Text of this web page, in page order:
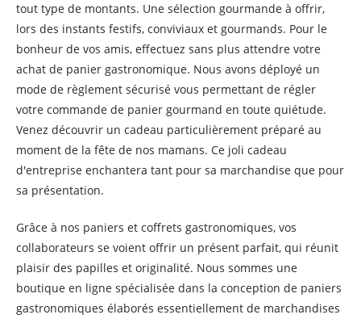
tout type de montants. Une sélection gourmande à offrir,
lors des instants festifs, conviviaux et gourmands. Pour le
bonheur de vos amis, effectuez sans plus attendre votre
achat de panier gastronomique. Nous avons déployé un
mode de règlement sécurisé vous permettant de régler
votre commande de panier gourmand en toute quiétude.
Venez découvrir un cadeau particulièrement préparé au
moment de la fête de nos mamans. Ce joli cadeau
d'entreprise enchantera tant pour sa marchandise que pour
sa présentation.
Grâce à nos paniers et coffrets gastronomiques, vos
collaborateurs se voient offrir un présent parfait, qui réunit
plaisir des papilles et originalité. Nous sommes une
boutique en ligne spécialisée dans la conception de paniers
gastronomiques élaborés essentiellement de marchandises